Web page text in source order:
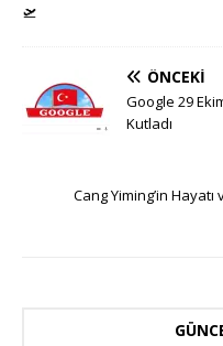
🛫
ÖNCEKI
Google 29
Kutladı
Cang Yiming’in Hayatı